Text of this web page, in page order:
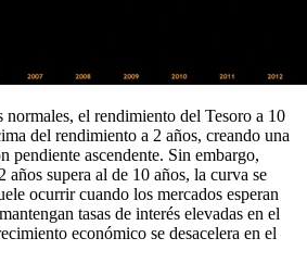
normales, el rendimiento del Tesoro a 10
del rendimiento a 2 años, creando una
pendiente ascendente. Sin embargo,
años supera al de 10 años, la curva se
ocurrir cuando los mercados esperan
tasas de interés elevadas en el
económico se desacelera en el